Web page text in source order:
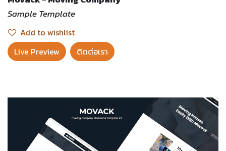
Sample Template
Add to wishlist
Live Preview​
ติดต่อเรา